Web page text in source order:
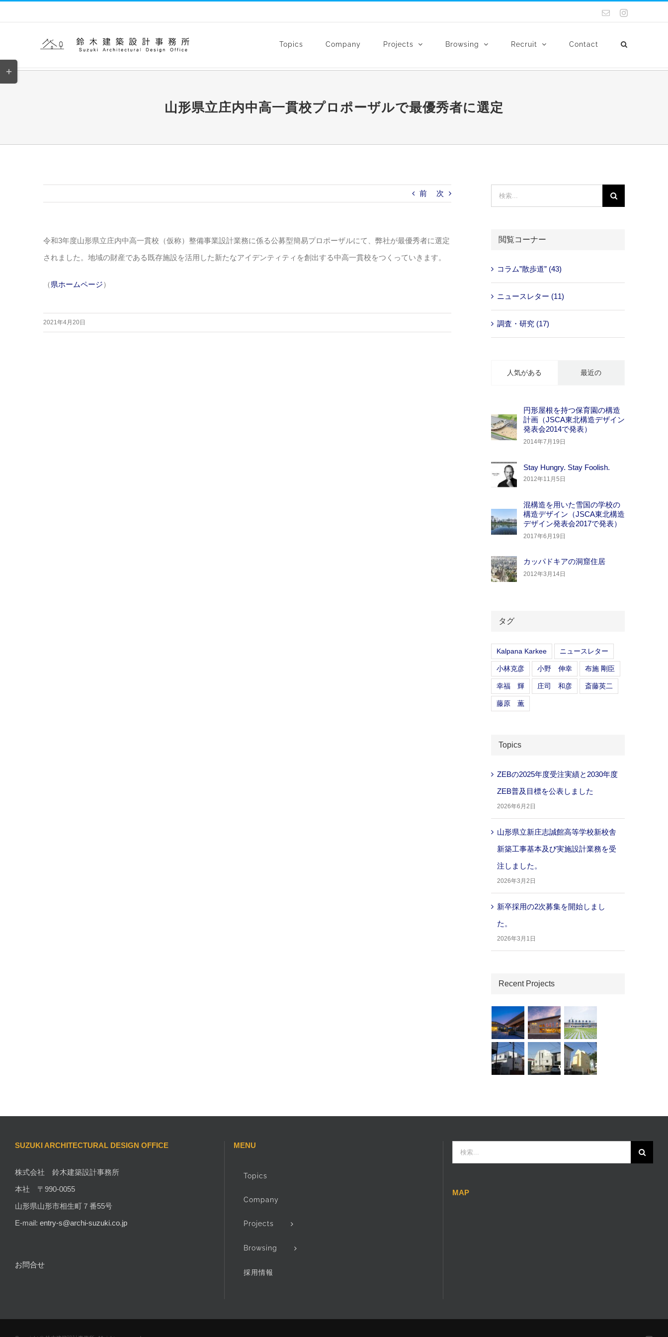
to
電
子
Instagram
Topics Company Projects Browsing Recruit Contact
山形県立庄内中高一貫校プロポーザルで最優秀者に選定
前 次
令和3年度山形県立庄内中高一貫校（仮称）整備事業設計業務に係る公募型簡易プロポーザルにて、弊社が最優秀者に選定
されました。地域の財産である既存施設を活用した新たなアイデンティティを創出する中高一貫校をつくっていきます。
（県ホームページ）
2021年4月20日
索
閲覧コーナー
コラム”散歩道” (43)
ニュースレター (11)
調査・研究 (17)
人気がある 最近の
円形屋根を持つ保育園の構造
計画（JSCA東北構造デザイン
発表会2014で発表）
2014年7月19日
Stay Hungry. Stay Foolish.
2012年11月5日
混構造を用いた雪国の学校の
構造デザイン（JSCA東北構造
デザイン発表会2017で発表）
2017年6月19日
カッパドキアの洞窟住居
2012年3月14日
タグ
Kalpana Karkee ニュースレター
小林克彦 小野 伸幸 布施 剛臣
幸福 輝 庄司 和彦 斎藤英二
藤原 薫
Topics
ZEBの2025年度受注実績と2030年度
ZEB普及目標を公表しました
2026年6月2日
山形県立新庄志誠館高等学校新校舎
新築工事基本及び実施設計業務を受
注しました。
2026年3月2日
新卒採用の2次募集を開始しまし
た。
2026年3月1日
Recent Projects
SUZUKI ARCHITECTURAL DESIGN OFFICE
株式会社 鈴木建築設計事務所
本社 〒990-0055
山形県山形市相生町７番55号
E-mail: entry-s@archi-suzuki.co.jp
お問合せ
MENU
Topics
Company
Projects
Browsing
採用情報
索
MAP
Toggle
Sliding